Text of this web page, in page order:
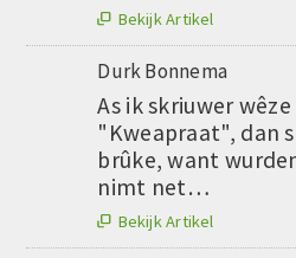
 Bekijk Artikel
Durk Bonnema
As ik skriuwer
"Kweapraat", dan
brûke, want
nimt net…
 Bekijk Artikel